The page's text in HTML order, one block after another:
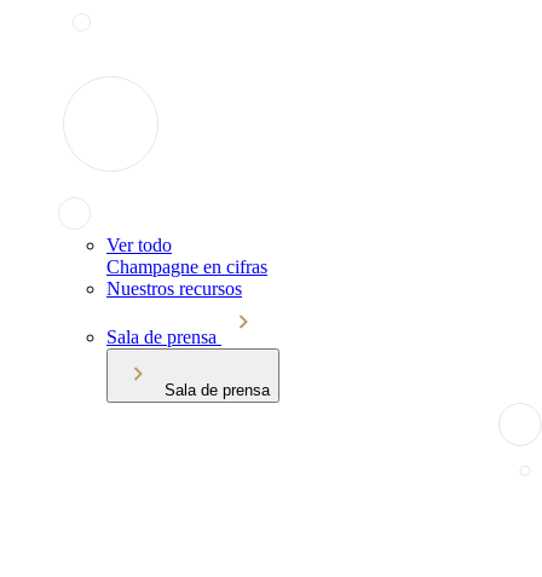
Ver todo
Champagne en cifras
Nuestros recursos
Sala de prensa
Sala de prensa